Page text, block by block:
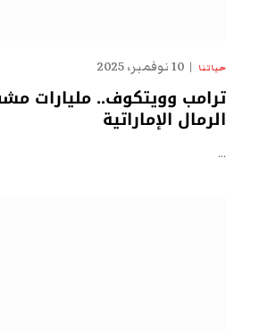
حياتنا 10 نوفمبر، 2025
ترامب وويتكوف.. مليارات
الرمال الإماراتية
…